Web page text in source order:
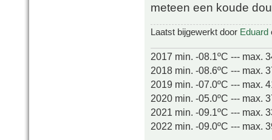
meteen een koude
Laatst bijgewerkt door Eduard
2017 min. -08.1ºC --- max.
2018 min. -08.6ºC --- max.
2019 min. -07.0ºC --- max.
2020 min. -05.0ºC --- max.
2021 min. -09.1ºC --- max.
2022 min. -09.0ºC --- max.